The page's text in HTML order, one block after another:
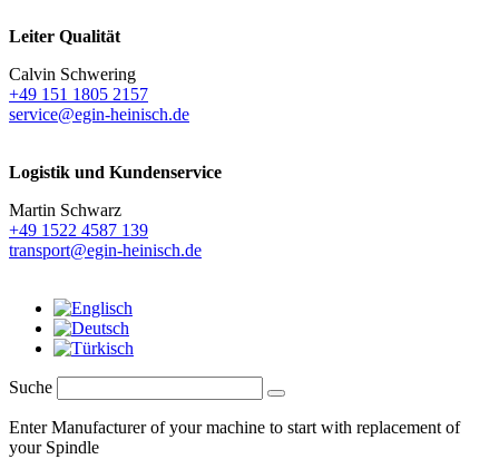
Leiter Qualität
Calvin Schwering
+49 151 1805 2157
service@egin-heinisch.de
Logistik und Kundenservice
Martin Schwarz
+49 1522 4587 139
transport@egin-heinisch.de
Suche
Enter Manufacturer of your machine to start with replacement of
your Spindle